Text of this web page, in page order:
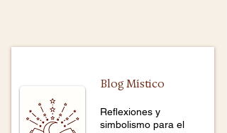
Blog Místico
Reflexiones y
simbolismo para el